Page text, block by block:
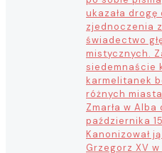
ukazała drogę
zjednoczenia
świadectwo
mistycznych.
siedemnaście
karmelitanek
różnych
Zmarła w Alba
października
Kanonizował
Grzegorz XV w